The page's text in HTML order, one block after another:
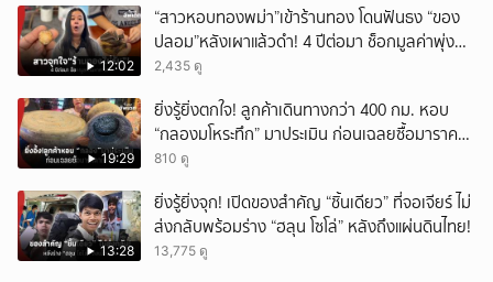
12:02
“สาวหอบทองพม่า”เข้าร้านทอง โดนฟันธง “ของ
ปลอม”หลังเผาแล้วดำ! 4 ปีต่อมา ช็อกมูลค่าพุ่ง
มหาศาล!
2,435 ดู
19:29
ยิ่งรู้ยิ่งตกใจ! ลูกค้าเดินทางกว่า 400 กม. หอบ
“กลองมโหระทึก” มาประเมิน ก่อนเฉลยซื้อมาราคา
เท่าไหร่?
810 ดู
13:28
ยิ่งรู้ยิ่งจุก! เปิดของสำคัญ “ชิ้นเดียว” ที่จอเจียร์ ไม่
ส่งกลับพร้อมร่าง “ฮลุน โซโล่” หลังถึงแผ่นดินไทย!
13,775 ดู